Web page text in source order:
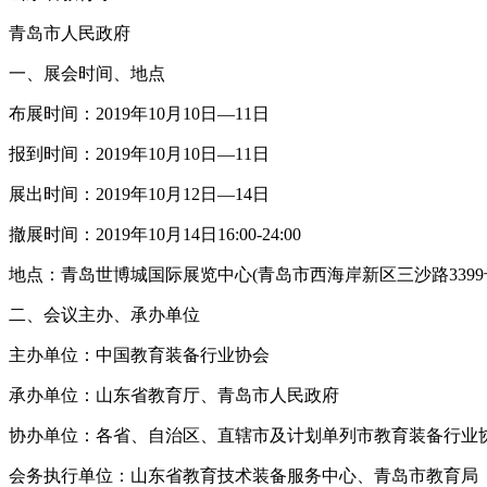
青岛市人民政府
一、展会时间、地点
布展时间：2019年10月10日—11日
报到时间：2019年10月10日—11日
展出时间：2019年10月12日—14日
撤展时间：2019年10月14日16:00-24:00
地点：青岛世博城国际展览中心(青岛市西海岸新区三沙路3399
二、会议主办、承办单位
主办单位：中国教育装备行业协会
承办单位：山东省教育厅、青岛市人民政府
协办单位：各省、自治区、直辖市及计划单列市教育装备行业
会务执行单位：山东省教育技术装备服务中心、青岛市教育局